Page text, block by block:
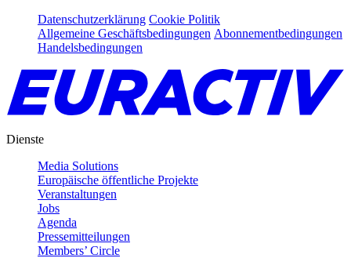
Datenschutzerklärung Cookie Politik
Allgemeine Geschäftsbedingungen Abonnementbedingungen
Handelsbedingungen
Dienste
Media Solutions
Europäische öffentliche Projekte
Veranstaltungen
Jobs
Agenda
Pressemitteilungen
Members’ Circle